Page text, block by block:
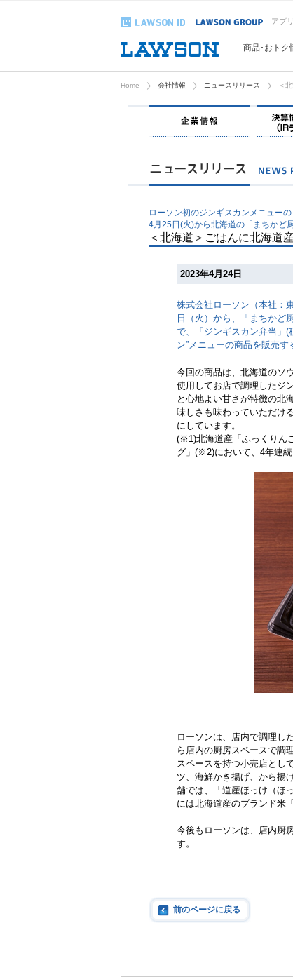
アプリ
商品･おトク
Home 会社情報 ニュースリリース ＜
企業情報
ローソン初のジンギスカンメニュー
4月25日(火)から北海道の「まちかど
＜北海道＞ごはんに北海道
2023年4月24日
株式会社ローソン（本社：
日（火）から、「まちかど
で、「ジンギスカン弁当」(
ン”メニューの商品を販売す
今回の商品は、北海道のソ
使用してお店で調理したジ
と心地よい甘さが特徴の北
味しさも味わっていただけ
にしています。
(※1)北海道産「ふっくりん
グ」(※2)において、4年連
ローソンは、店内で調理し
ら店内の厨房スペースで調
スペースを持つ小売店とし
ツ、海鮮かき揚げ、から揚
舗では、「道産ほっけ（ほ
には北海道産のブランド米
今後もローソンは、店内厨
す。
前のページに戻る